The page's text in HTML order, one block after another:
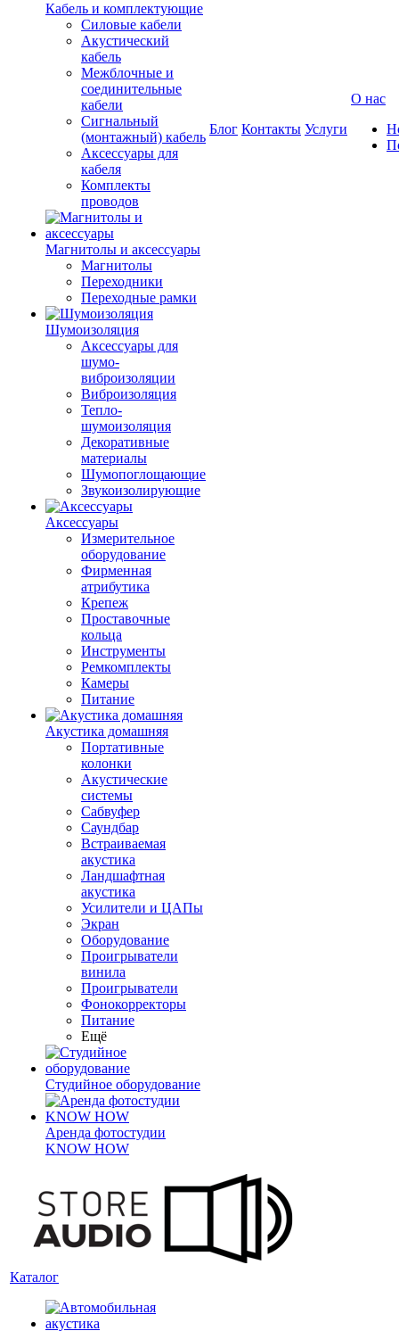
Кабель и комплектующие
Силовые кабели
Акустический
кабель
Межблочные и
соединительные
кабели
Сигнальный
(монтажный) кабель
Аксессуары для
кабеля
Комплекты
проводов
Магнитолы и аксессуары
Магнитолы
Переходники
Переходные рамки
Шумоизоляция
Аксессуары для
шумо-
виброизоляции
Виброизоляция
Тепло-
шумоизоляция
Декоративные
материалы
Шумопоглощающие
Звукоизолирующие
Аксессуары
Измерительное
оборудование
Фирменная
атрибутика
Крепеж
Проставочные
кольца
Инструменты
Ремкомплекты
Камеры
Питание
Акустика домашняя
Портативные
колонки
Акустические
системы
Сабвуфер
Саундбар
Встраиваемая
акустика
Ландшафтная
акустика
Усилители и ЦАПы
Экран
Оборудование
Проигрыватели
винила
Проигрыватели
Фонокорректоры
Питание
Ещё
Студийное оборудование
Аренда фотостудии
KNOW HOW
Блог Контакты Услуги
О нас
Каталог